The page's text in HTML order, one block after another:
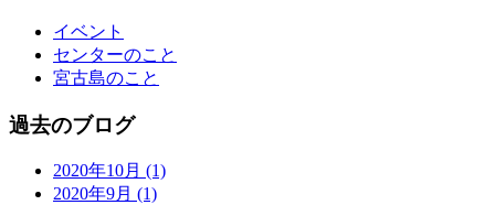
イベント
センターのこと
宮古島のこと
過去のブログ
2020年10月 (1)
2020年9月 (1)